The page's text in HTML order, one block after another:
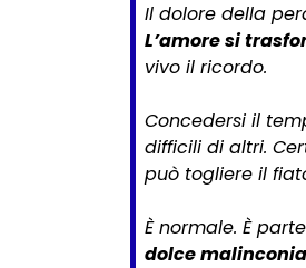
Il dolore della
L’amore si
vivo il ricordo.
Concedersi il
difficili di altri.
può togliere il
È normale. È
dolce